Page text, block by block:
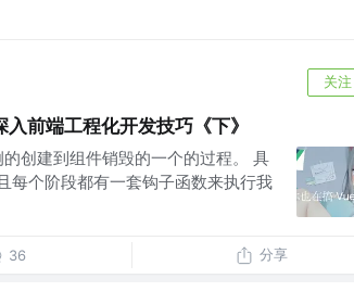
关注
前端工程化开发技巧《下》
创建到组件销毁的一个的过程。 具
每个阶段都有一套钩子函数来执行我
36 分享